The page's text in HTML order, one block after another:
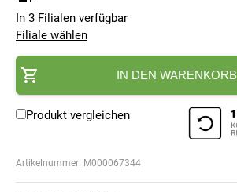
In 3 Filialen verfügbar
Filiale wählen
IN DEN WARENKORB
Produkt vergleichen
Artikelnummer: M000067344